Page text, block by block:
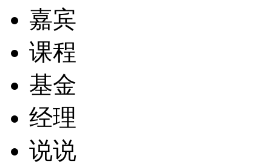
嘉宾
课程
基金
经理
说说